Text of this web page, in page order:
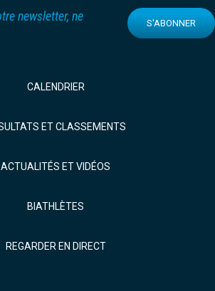
newsletter, ne
S'ABONNER
CALENDRIER
ET CLASSEMENTS
ACTUALITÉS ET VIDÉOS
BIATHLÈTES
REGARDER EN DIRECT